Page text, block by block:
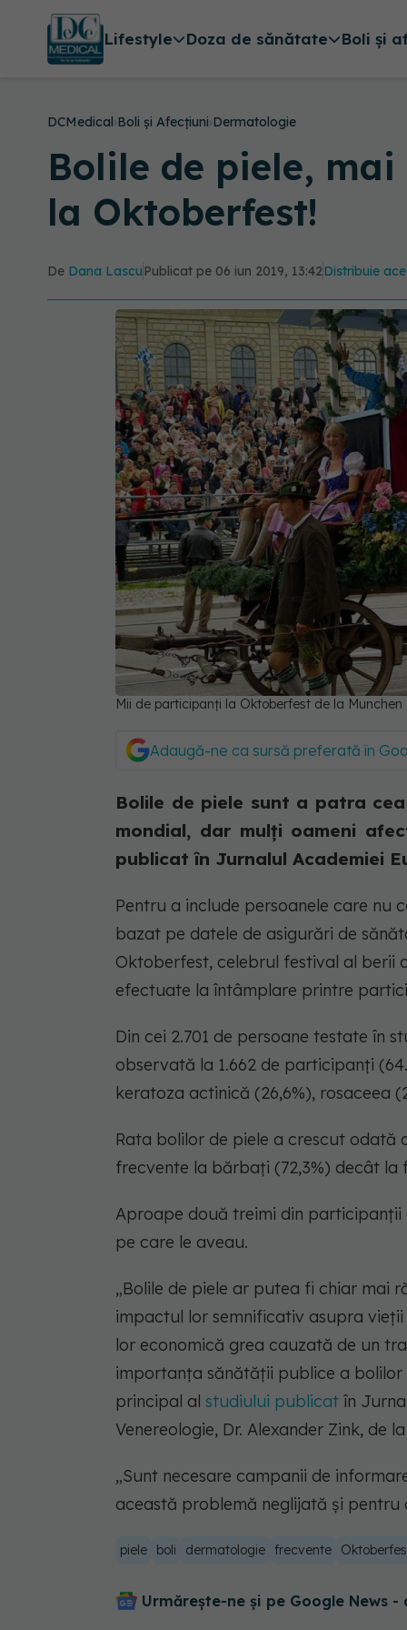
Lifestyle Doza de sănătate Boli și
DCMedical›Boli și Afecțiuni›Dermatologie
Bolile de piele,
la Oktoberfest!
De Dana Lascu Publicat pe 06 iun 2019, 13:42Distribuie
Mii de participanți la Oktoberfest de la
Adaugă-ne ca sursă preferată în
Bolile de piele sunt a patra
mondial, dar mulți oameni
publicat în Jurnalul Academiei
Pentru a include persoanele care nu
bazat pe datele de asigurări de
Oktoberfest, celebrul festival al berii
efectuate la întâmplare printre
Din cei 2.701 de persoane testate în
observată la 1.662 de participanți
keratoza actinică (26,6%), rosaceea
Rata bolilor de piele a crescut odată
frecvente la bărbați (72,3%) decât la
Aproape două treimi din
pe care le aveau.
„Bolile de piele ar putea fi chiar mai
impactul lor semnificativ asupra
lor economică grea cauzată de un
importanța sănătății publice a
principal al studiului publicat în
Venereologie, Dr. Alexander Zink, de
„Sunt necesare campanii de
această problemă neglijată și
piele boli dermatologie frecvente
Urmărește-ne și pe Google News -